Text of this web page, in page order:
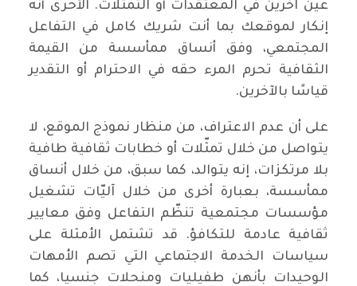
عين آخرين في المعتقدات أو التمثلات. الأحرى أنه
إنكار لموقعك بما أنت شريك كامل في التفاعل
المجتمعي، وفق أنساق ممأسسة من القيمة
الثقافية تحرم المرء حقه في الاحترام أو التقدير
قياسًا بالآخرين.
على أن عدم الاعتراف، من منظار نموذج الموقع، لا
يتواصل من خلال تمثّلات أو خطابات ثقافية طافية
بلا مرتكزات، إنه يتوالد، كما سبق، من خلال أنساق
ممأسسة، بعبارة أخرى من خلال آليّات تشغيل
مؤسسات مجتمعية تنظّم التفاعل وفق معايير
ثقافية عادمة للتكافؤ. قد تشتمل الأمثلة على
سياسات الخدمة الاجتماعي التي تصم الأمهات
الوحيدات بأنهن طفيليات ومنحلات جنسيا، كما